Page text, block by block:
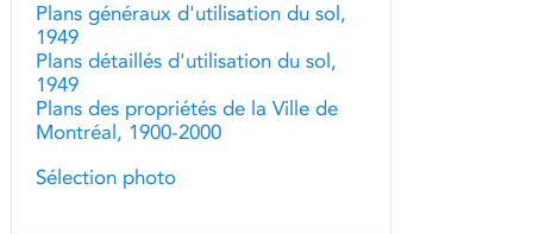
Plans généraux d'utilisation du sol,
1949
Plans détaillés d'utilisation du sol,
1949
Plans des propriétés de la Ville de
Montréal, 1900-2000
Sélection photo